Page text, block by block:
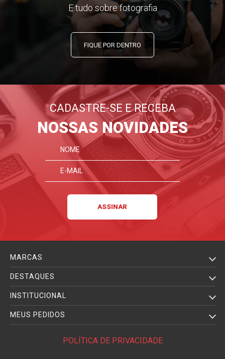
E tudo sobre fotografia
FIQUE POR DENTRO
CADASTRE-SE E RECEBA
NOSSAS NOVIDADES
MARCAS
DESTAQUES
INSTITUCIONAL
MEUS PEDIDOS
POLÍTICA DE PRIVACIDADE